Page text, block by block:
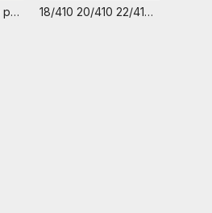
Capa de spray de perfume para garrafa personalizada 18/410 20/410 28/410 Pulverizador de névoa de bico longo de plástico com nervuras suaves 18/410 20/410 22/410 24/410 28/410 Spray Nasal Branco Bico Longo Tampa Da Bomba de Pulverização Água Rosto Névoa Spray